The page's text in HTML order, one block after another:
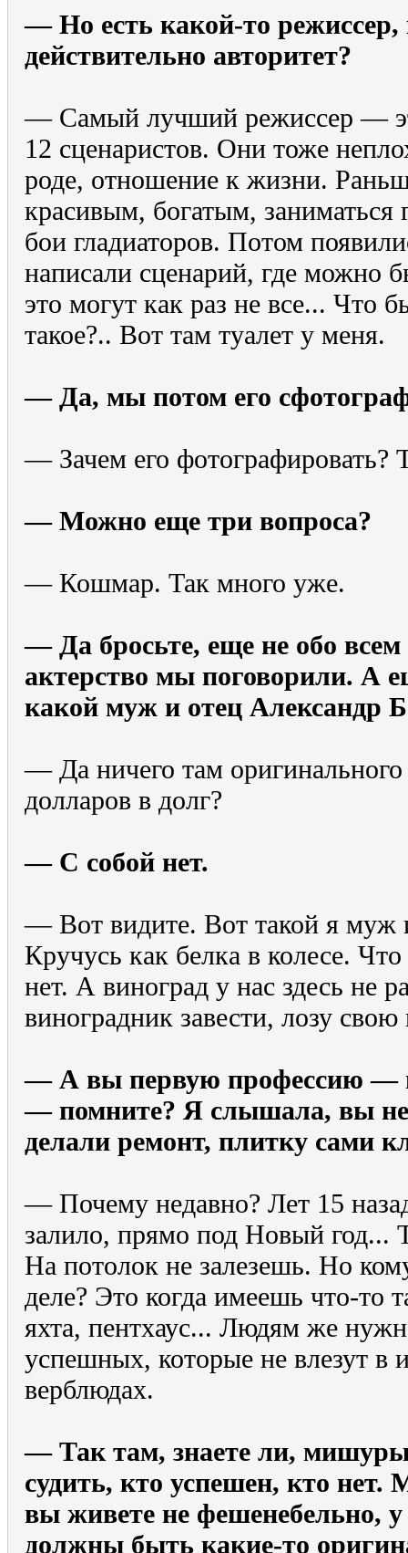
— Но есть какой-то режиссер,
действительно авторитет?
— Самый лучший режиссер —
12 сценаристов. Они тоже
роде, отношение к жизни.
красивым, богатым, заниматься
бои гладиаторов. Потом
написали сценарий, где можно
это могут как раз не все... Что
такое?.. Вот там туалет у меня.
— Да, мы потом его
— Зачем его фотографировать?
— Можно еще три вопроса?
— Кошмар. Так много уже.
— Да бросьте, еще не обо
актерство мы поговорили. А
какой муж и отец Александр
— Да ничего там оригинального
долларов в долг?
— С собой нет.
— Вот видите. Вот такой я муж
Кручусь как белка в колесе.
нет. А виноград у нас здесь не
виноградник завести, лозу
— А вы первую профессию —
— помните? Я слышала, вы
делали ремонт, плитку сами
— Почему недавно? Лет 15
залило, прямо под Новый год...
На потолок не залезешь. Но
деле? Это когда имеешь что-то
яхта, пентхаус... Людям же
успешных, которые не влезут в
верблюдах.
— Так там, знаете ли,
судить, кто успешен, кто нет.
вы живете не фешенебельно, у
должны быть какие-то